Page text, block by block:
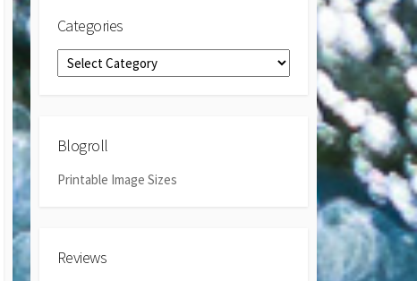
Categories
Categories
Blogroll
Printable Image Sizes
Reviews